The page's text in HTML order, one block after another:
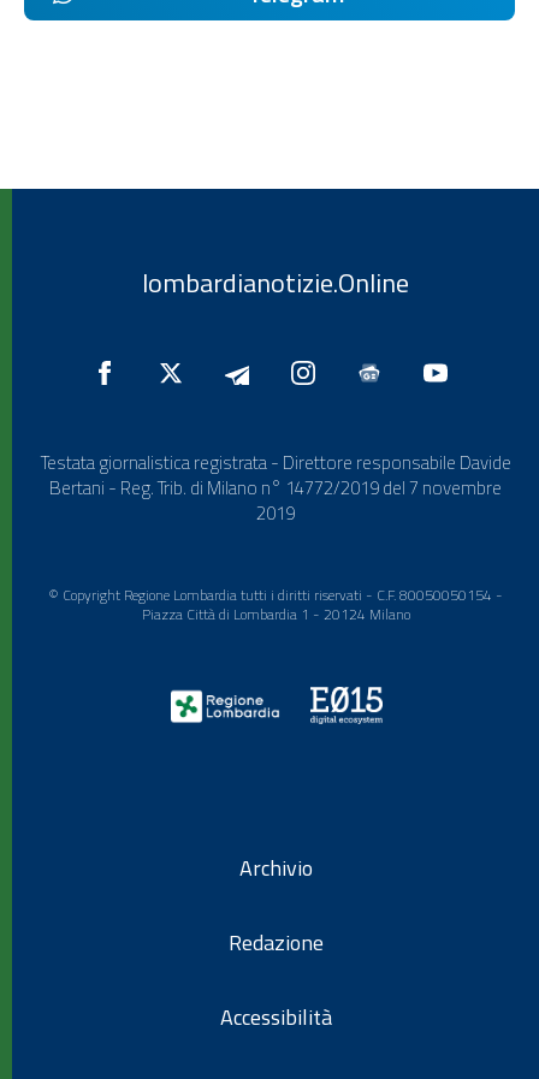
lombardianotizie.Online
Testata giornalistica registrata - Direttore responsabile Davide
Bertani - Reg. Trib. di Milano n° 14772/2019 del 7 novembre
2019
© Copyright Regione Lombardia tutti i diritti riservati - C.F. 80050050154 -
Piazza Città di Lombardia 1 - 20124 Milano
Archivio
Redazione
Accessibilità